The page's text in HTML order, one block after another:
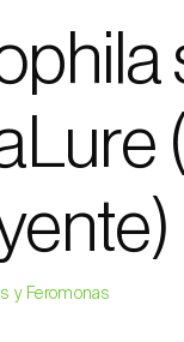
y Feromonas